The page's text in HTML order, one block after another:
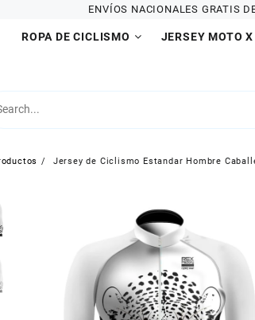
ENVÍOS NACIONALES GRATIS
ROPA DE CICLISMO JERSEY MOTO X
Jersey de Ciclismo Estandar Hombre